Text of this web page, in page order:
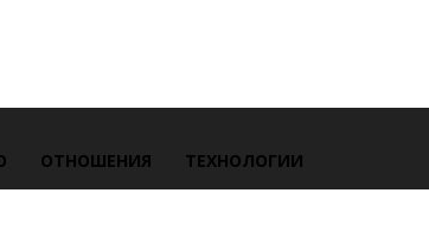
ОТНОШЕНИЯ ТЕХНОЛОГИИ